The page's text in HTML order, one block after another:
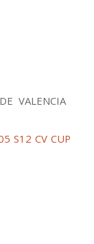
VALENCIA
S12 CV CUP